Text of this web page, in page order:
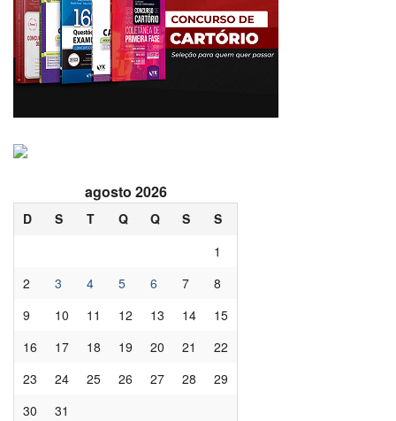
agosto 2026
D S T Q Q S
S
1
2
3 4 5 6 7
8
9
10 11 12 13 14
15
16
17 18 19 20 21
22
23
24 25 26 27 28
29
30
31